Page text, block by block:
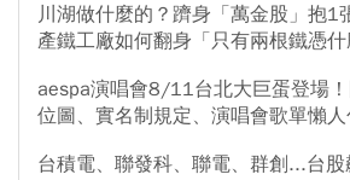
川湖做什麼的？躋身「萬金股」抱1
產鐵工廠如何翻身「只有兩根鐵憑
aespa演唱會8/11台北大巨蛋登場
位圖、實名制規定、演唱會歌單懶
台積電、聯發科、聯電、群創...台